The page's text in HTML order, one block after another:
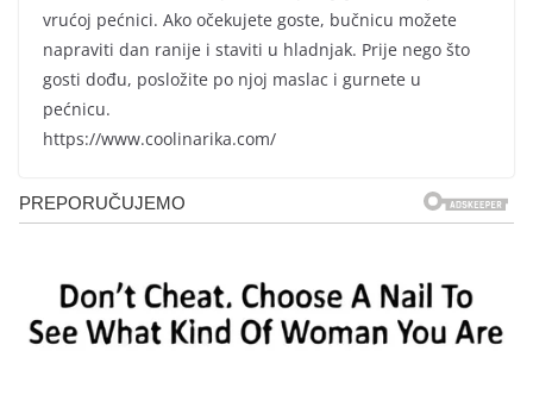
vrućoj pećnici. Ako očekujete goste, bučnicu možete
napraviti dan ranije i staviti u hladnjak. Prije nego što
gosti dođu, posložite po njoj maslac i gurnete u
pećnicu.
https://www.coolinarika.com/